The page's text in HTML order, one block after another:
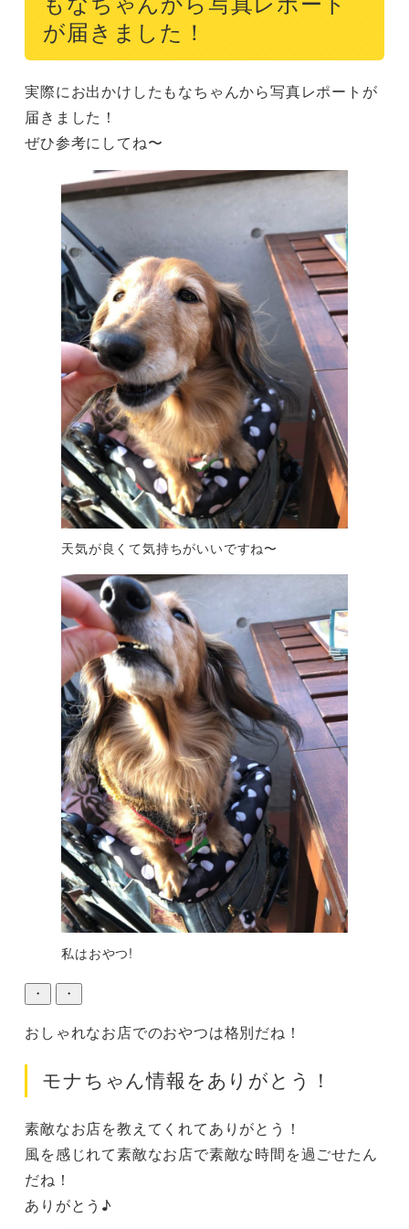
が届きました！
実際にお出かけしたもなちゃんから写真レポートが
届きました！
ぜひ参考にしてね〜
天気が良くて気持ちがいいですね〜
私はおやつ!
・ ・
おしゃれなお店でのおやつは格別だね！
モナちゃん情報をありがとう！
素敵なお店を教えてくれてありがとう！
風を感じれて素敵なお店で素敵な時間を過ごせたん
だね！
ありがとう♪